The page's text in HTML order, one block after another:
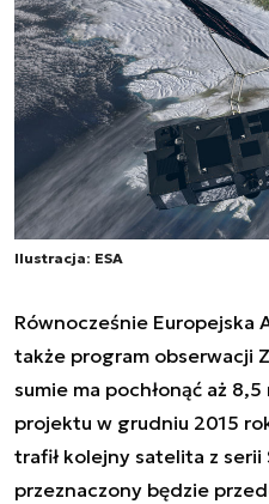
Ilustracja: ESA
Równocześnie Europejska
także program obserwacji
sumie ma pochłonąć aż
projektu w grudniu 2015
trafił kolejny satelita z serii
przeznaczony będzie